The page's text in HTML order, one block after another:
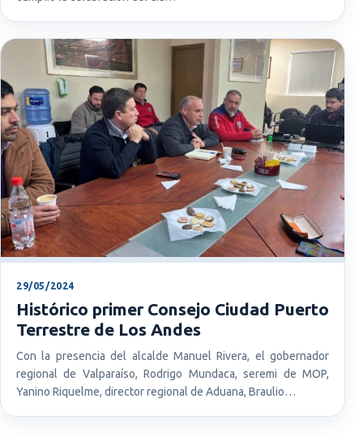
29/05/2024
Histórico primer Consejo Ciudad Puerto
Terrestre de Los Andes
Con la presencia del alcalde Manuel Rivera, el gobernador
regional de Valparaíso, Rodrigo Mundaca, seremi de MOP,
Yanino Riquelme, director regional de Aduana, Braulio…